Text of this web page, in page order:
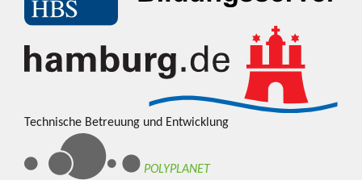
Technische Betreuung und Entwicklung
POLYPLANET